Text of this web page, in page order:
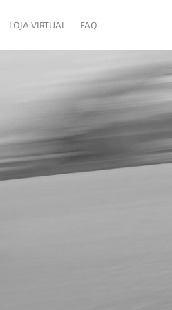
LOJA VIRTUAL FAQ